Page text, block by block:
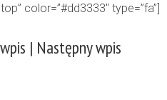
color=”#dd3333″ type=”fa”]
| Następny wpis